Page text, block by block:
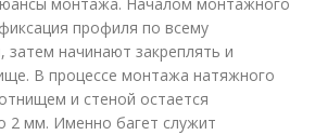
монтажа. Началом монтажного
профиля по всему
затем начинают закреплять и
В процессе монтажа натяжного
и стеной остается
2 мм. Именно багет служит